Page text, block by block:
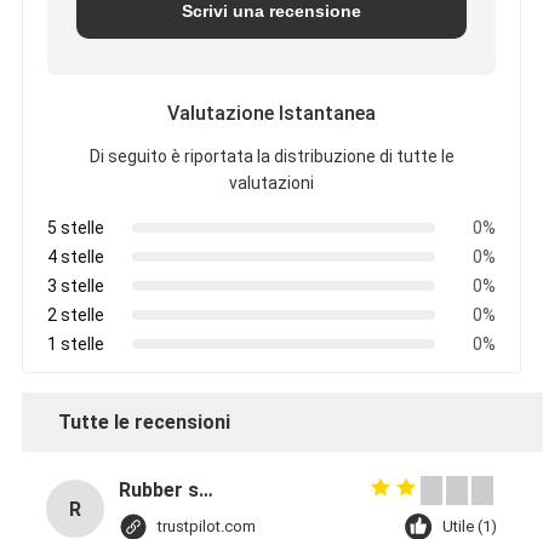
Scrivi una recensione
Valutazione Istantanea
Di seguito è riportata la distribuzione di tutte le
valutazioni
5 stelle
0%
4 stelle
0%
3 stelle
0%
2 stelle
0%
1 stelle
0%
Tutte le recensioni
R
Rubber solid forklift tires For material handling forklift
trustpilot.com Utile (1)